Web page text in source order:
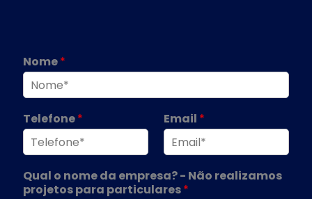
Nome*
Telefone* Email *
Qual o nome da empresa? - Não realizamos
projetos para particulares*